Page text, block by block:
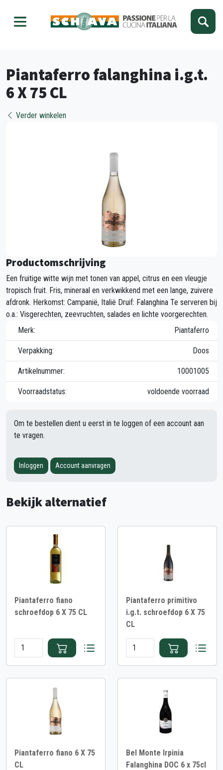
Piantaferro falanghina i.g.t.
6 X 75 CL
Verder winkelen
Productomschrijving
Een fruitige witte wijn met tonen van appel, citrus en een vleugje
tropisch fruit. Fris, mineraal en verkwikkend met een lange, zuivere
afdronk. Herkomst: Campanië, Italië Druif: Falanghina Te serveren bij
o.a.: Visgerechten, zeevruchten, salades en lichte voorgerechten.
Merk:
Piantaferro
Verpakking: Doos
Artikelnummer: 10001005
Voorraadstatus: voldoende voorraad
Om te bestellen dient u eerst in te loggen of een account aan
te vragen.
Inloggen Account aanvragen
Bekijk alternatief
Piantaferro fiano
schroefdop 6 X 75 CL
Piantaferro primitivo
i.g.t. schroefdop 6 X 75
CL
Piantaferro fiano 6 X 75
CL
Bel Monte Irpinia
Falanghina DOC 6 x 75cl